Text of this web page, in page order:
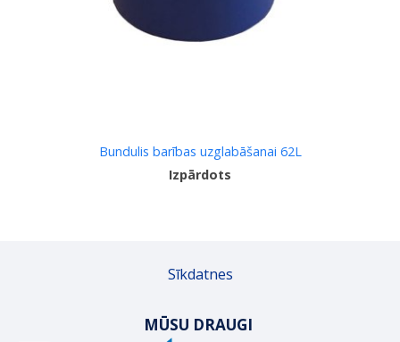
Bundulis barības uzglabāšanai 62L
Izpārdots
Sīkdatnes
MŪSU DRAUGI